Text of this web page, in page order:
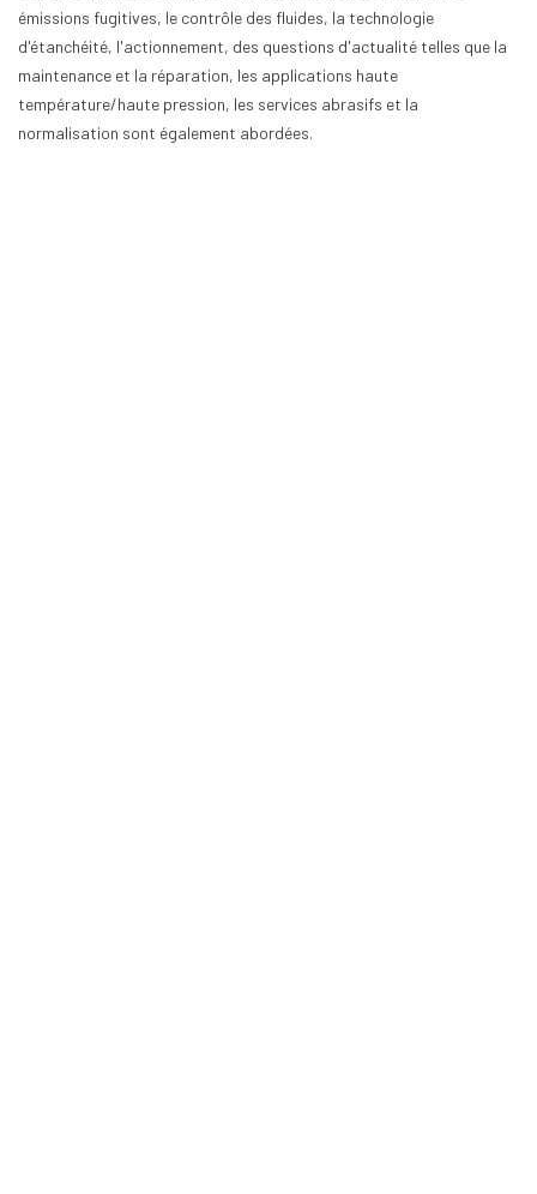
émissions fugitives, le contrôle des fluides, la technologie
d'étanchéité, l'actionnement, des questions d'actualité telles que la
maintenance et la réparation, les applications haute
température/haute pression, les services abrasifs et la
normalisation sont également abordées.